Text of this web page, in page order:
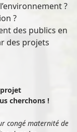
?
?
des publics en
des projets
cherchons !
congé maternité de